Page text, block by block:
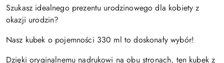
Szukasz idealnego prezentu urodzinowego dla kobiety z
okazji urodzin?
Nasz kubek o pojemności 330 ml to doskonały wybór!
Dzięki oryginalnemu nadrukowi na obu stronach, ten kubek z